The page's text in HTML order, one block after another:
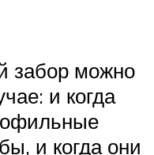
забор можно
и когда
и когда они